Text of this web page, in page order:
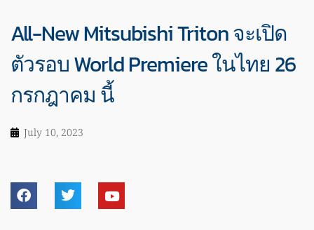
All-New Mitsubishi Triton จะเปิด
ตัวรอบ World Premiere ในไทย 26
กรกฎาคม นี้
July 10, 2023